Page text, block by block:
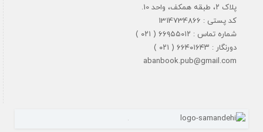
پلاک ۲، طبقه همکف، واحد 10.
کد پستی : 1314734866
شماره تماس : ۶۶۹۵۵۰۱۲ ( ۰۲۱ )
دورنگار : ۶۶۴۰۱۶۴۳ ( ۰۲۱ )
abanbook.pub@gmail.com